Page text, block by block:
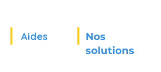
Aides
Nos
solutions